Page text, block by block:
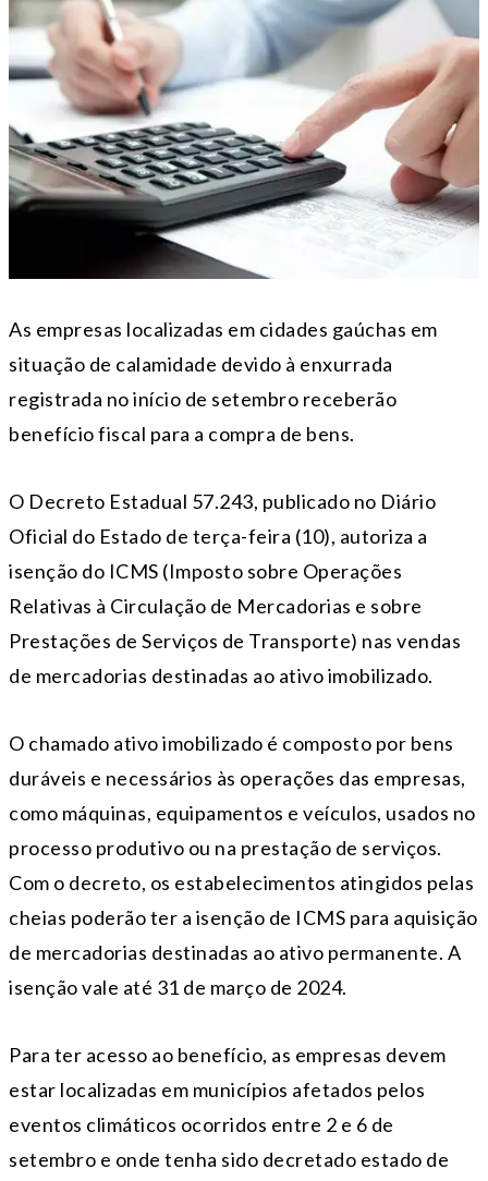
As empresas localizadas em cidades gaúchas em
situação de calamidade devido à enxurrada
registrada no início de setembro receberão
benefício fiscal para a compra de bens.
O Decreto Estadual 57.243, publicado no Diário
Oficial do Estado de terça-feira (10), autoriza a
isenção do ICMS (Imposto sobre Operações
Relativas à Circulação de Mercadorias e sobre
Prestações de Serviços de Transporte) nas vendas
de mercadorias destinadas ao ativo imobilizado.
O chamado ativo imobilizado é composto por bens
duráveis e necessários às operações das empresas,
como máquinas, equipamentos e veículos, usados no
processo produtivo ou na prestação de serviços.
Com o decreto, os estabelecimentos atingidos pelas
cheias poderão ter a isenção de ICMS para aquisição
de mercadorias destinadas ao ativo permanente. A
isenção vale até 31 de março de 2024.
Para ter acesso ao benefício, as empresas devem
estar localizadas em municípios afetados pelos
eventos climáticos ocorridos entre 2 e 6 de
setembro e onde tenha sido decretado estado de